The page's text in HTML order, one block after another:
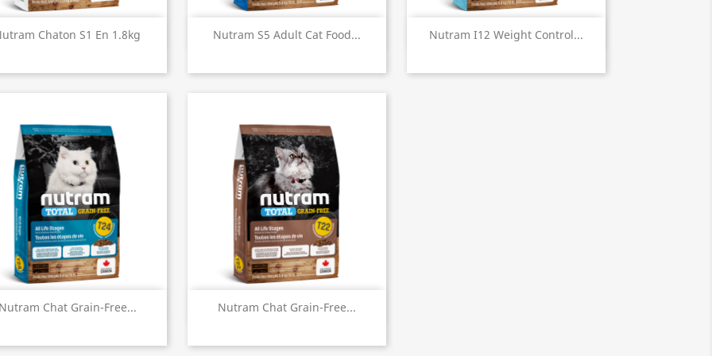
Chaton S1 En 1.8kg
Aperçu rapide Nutram S5 Adult Cat Food...
Aperçu rapide Nutram I12 Weight Control...
 Aperçu rapide
Chat Grain-Free...
Aperçu rapide Nutram Chat Grain-Free...
Aperçu rapide